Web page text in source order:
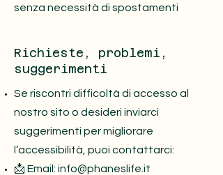
senza necessità di spostamenti
Richieste, problemi,
suggerimenti
Se riscontri difficoltà di accesso al
nostro sito o desideri inviarci
suggerimenti per migliorare
l’accessibilità, puoi contattarci:
📩 Email: info@phaneslife.it